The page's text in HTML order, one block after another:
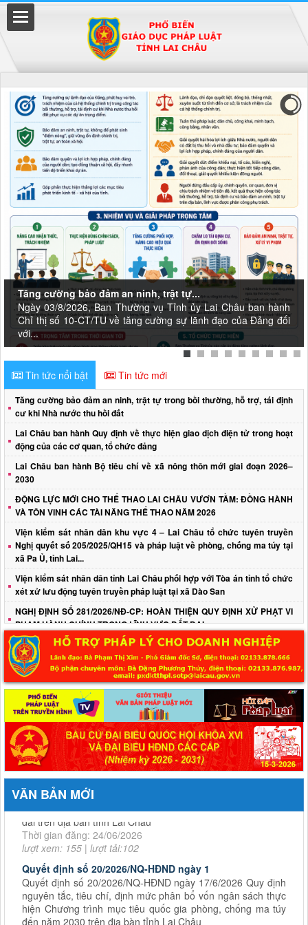
Tăng cường bảo đảm an ninh, trật tự...
Ngày 03/8/2026, Ban Thường vụ Tỉnh ủy Lai Châu ban hành
Chỉ thị số 10-CT/TU về tăng cường sự lãnh đạo của Đảng đối
với...
Tin tức nổi bật Tin tức mới
Tăng cường bảo đảm an ninh, trật tự trong bồi thường, hỗ trợ, tái định
cư khi Nhà nước thu hồi đất
Lai Châu ban hành Quy định về thực hiện giao dịch điện tử trong hoạt
động của các cơ quan, tổ chức đảng
Lai Châu ban hành Bộ tiêu chí về xã nông thôn mới giai đoạn 2026–
2030
ĐỘNG LỰC MỚI CHO THỂ THAO LAI CHÂU VƯƠN TẦM: ĐỒNG HÀNH
VÀ TÔN VINH CÁC TÀI NĂNG THỂ THAO NĂM 2026
Viện kiểm sát nhân dân khu vực 4 – Lai Châu tổ chức tuyên truyền
Nghị quyết số 205/2025/QH15 và pháp luật về phòng, chống ma túy tại
xã Pa Ủ, tỉnh Lai...
Viện kiểm sát nhân dân tỉnh Lai Châu phối hợp với Tòa án tỉnh tổ chức
xét xử lưu động tuyên truyền pháp luật tại xã Dào San
NGHỊ ĐỊNH SỐ 281/2026/NĐ-CP: HOÀN THIỆN QUY ĐỊNH XỬ PHẠT VI
PHẠM HÀNH CHÍNH TRONG LĨNH VỰC ĐẤT ĐAI
Bộ Tài chính công bố Thông tư số 111/2020/TT-BTC tiếp tục có hiệu lực
VĂN BẢN MỚI
Quyết định số 44/2026/QĐ-UBND
ngày 17/6/2026 Quy định trình tự, thủ tục hành chính về đất
đai trên địa bàn tỉnh Lai Châu
Thời gian đăng: 24/06/2026
lượt xem: 155 | lượt tải:102
Quyết định số 20/2026/NQ-HĐND ngày 1
Quyết định số 20/2026/NQ-HĐND ngày 17/6/2026 Quy định
nguyên tắc, tiêu chí, định mức phân bổ vốn ngân sách thực
hiện Chương trình mục tiêu quốc gia phòng, chống ma túy
đến năm 2030 trên địa bàn tỉnh Lai Châu
Thời gian đăng: 29/06/2026
lượt xem: 102 | lượt tải:65
Đã kết nối EMC